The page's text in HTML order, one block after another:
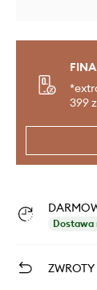
399
Dostawa